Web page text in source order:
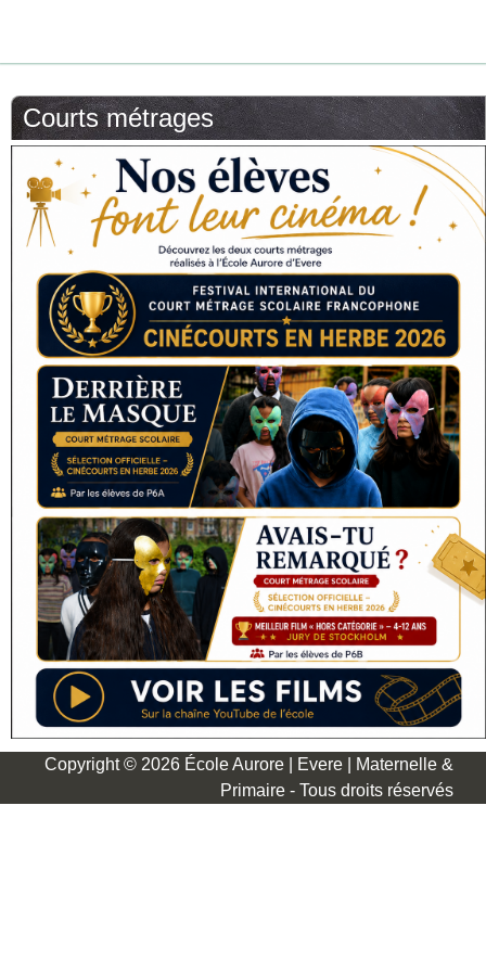
Courts métrages
Copyright © 2026 École Aurore | Evere | Maternelle &
Primaire - Tous droits réservés